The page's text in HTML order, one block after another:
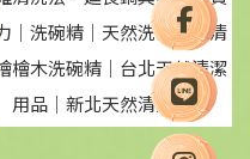
｜洗碗精｜天然洗碗精｜清
檜木洗碗精｜台北天然清潔
用品｜新北天然清潔用品